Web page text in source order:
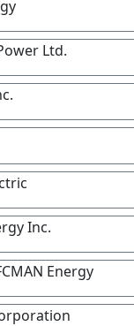
Ltd.
Inc.
Energy